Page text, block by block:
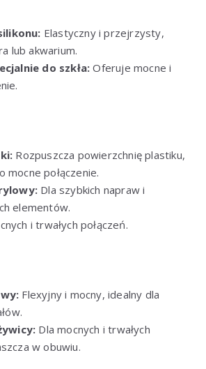
Elastyczny i przejrzysty,
lub akwarium.
do szkła: Oferuje mocne i
Rozpuszcza powierzchnię plastiku,
mocne połączenie.
Dla szybkich napraw i
elementów.
i trwałych połączeń.
Flexyjny i mocny, idealny dla
Dla mocnych i trwałych
w obuwiu.